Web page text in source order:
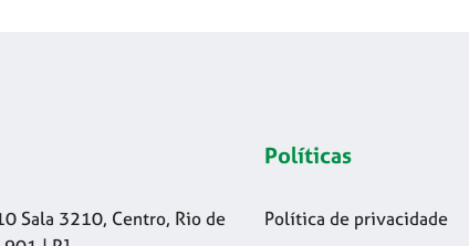
Sala 3210, Centro, Rio de
Políticas
Política de privacidade